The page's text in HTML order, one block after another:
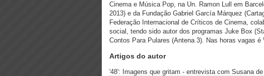
Cinema e Música Pop, na Un. Ramon Lull em
2013) e da Fundação Gabriel García Márquez
Federação Internacional de Críticos de Cinema,
social, tendo sido autor dos programas Juke Box
Contos Para Pulares (Antena 3). Nas horas vagas é
Artigos do autor
'48': Imagens que gritam - entrevista com Susana